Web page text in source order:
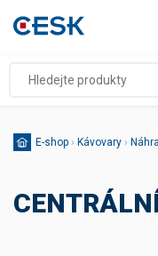
E-shop › Kávovary ›